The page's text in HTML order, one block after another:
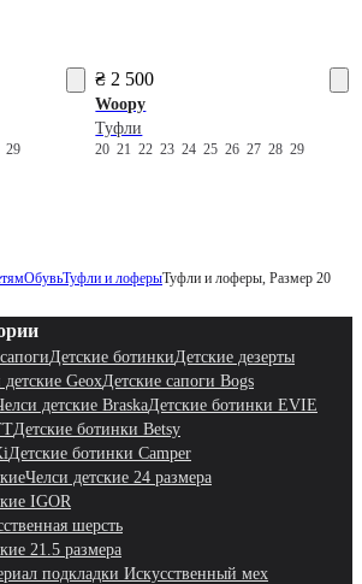
29
₴ 2 500
Woopy
Туфли
20212223242526272829
ОбувьТуфли и лоферыТуфли и лоферы, Размер 20
Детские ботинкиДетские дезерты
детские GeoxДетские сапоги Bogs
детские BraskaДетские ботинки EVIE
Детские ботинки Betsy
Детские ботинки Camper
Челси детские 24 размера
IGOR
шерсть
21.5 размера
подкладки Искусственный мех